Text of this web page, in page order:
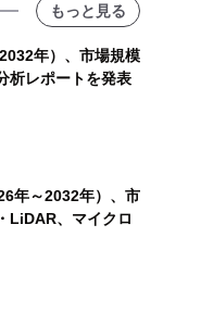
もっと見る
年）、市場規模
析レポートを発表
年～2032年）、市
LiDAR、マイクロ